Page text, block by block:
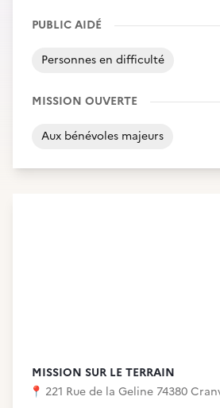
PUBLIC AIDÉ
Personnes en difficulté
MISSION OUVERTE
Aux bénévoles majeurs
MISSION SUR LE TERRAIN
📍 221 Rue de la Geline 74380